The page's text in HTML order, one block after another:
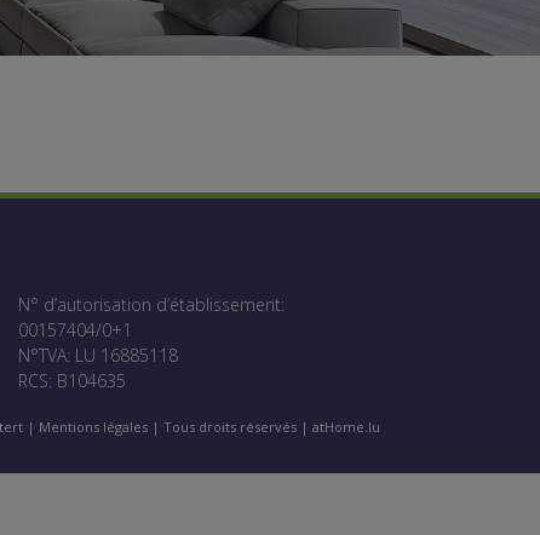
N° d’autorisation d’établissement:
00157404/0+1
N°TVA: LU 16885118
RCS: B104635
| Mentions légales | Tous droits réservés | atHome.lu